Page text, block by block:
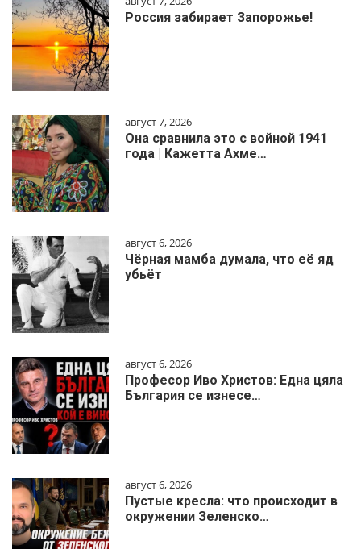
Россия забирает Запорожье!
август 7, 2026
Она сравнила это с войной 1941
года | Кажетта Ахме…
август 6, 2026
Чёрная мамба думала, что её яд
убьёт
август 6, 2026
Професор Иво Христов: Една цяла
България се изнесе…
август 6, 2026
Пустые кресла: что происходит в
окружении Зеленско…